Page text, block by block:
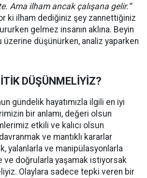
Ama ilham ancak çalışana gelir.”
ki ilham dediğiniz şey zannettiğiniz
gelmez insanın aklına. Beyin
üzerine düşünürken, analiz yaparken
DÜŞÜNMELİYİZ?
gündelik hayatımızla ilgili en iyi
bir anlamı, değeri olsun
etkili ve kalıcı olsun
ve mantıklı kararlar
yalanlarla ve manipülasyonlarla
ve doğrularla yaşamak istiyorsak
Olaylara sadece tepki veren bir